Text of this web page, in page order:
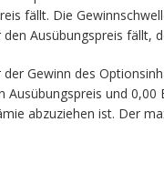
fällt. Die
Ausübungspreis fällt,
Gewinn des
und
abzuziehen ist. Der